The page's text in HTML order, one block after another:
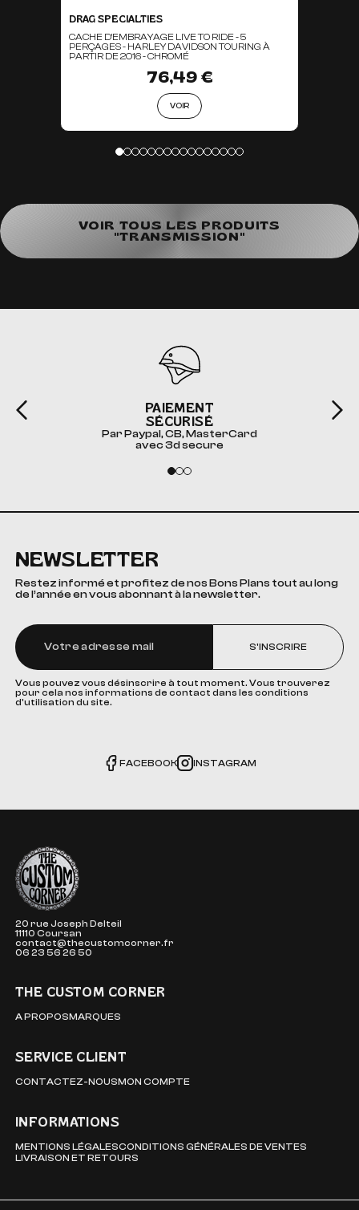
DRAG SPECIALTIES
CACHE D'EMBRAYAGE LIVE TO RIDE - 5
PERÇAGES - HARLEY DAVIDSON TOURING À
PARTIR DE 2016 - CHROMÉ
76,49 €
VOIR
VOIR TOUS LES PRODUITS
"TRANSMISSION"
PAIEMENT
SÉCURISÉ
Par Paypal, CB, MasterCard
avec 3d secure
NEWSLETTER
Restez informé et profitez de nos Bons Plans tout au long
de l’année en vous abonnant à la newsletter.
S'INSCRIRE
Vous pouvez vous désinscrire à tout moment. Vous trouverez
pour cela nos informations de contact dans les conditions
d'utilisation du site.
FACEBOOK INSTAGRAM
The Custom Corner
20 rue Joseph Delteil
11110 Coursan
contact@thecustomcorner.fr
06 23 56 26 50
THE CUSTOM CORNER
A PROPOSMARQUES
SERVICE CLIENT
CONTACTEZ-NOUSMON COMPTE
INFORMATIONS
MENTIONS LÉGALESCONDITIONS GÉNÉRALES DE VENTES
LIVRAISON ET RETOURS